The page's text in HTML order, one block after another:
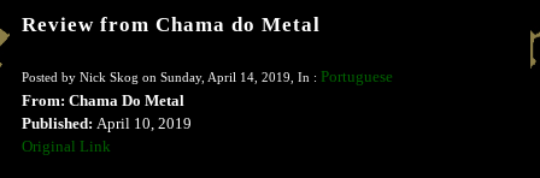
Review from Chama do Metal
Posted by Nick Skog on Sunday, April 14, 2019, In : Portuguese
From: Chama Do Metal
Published: April 10, 2019
Original Link